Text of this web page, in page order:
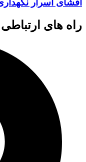
افشای اسرار
راه های ارتباطی